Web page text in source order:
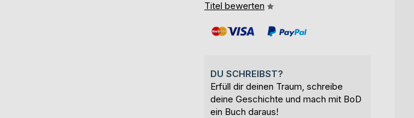
Titel bewerten
DU SCHREIBST?
Erfüll dir deinen Traum, schreibe
deine Geschichte und mach mit BoD
ein Buch daraus!